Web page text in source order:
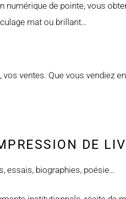
numérique de pointe, vous
mat ou brillant…
ventes. Que vous vendiez
DE
essais, biographies, poésie…